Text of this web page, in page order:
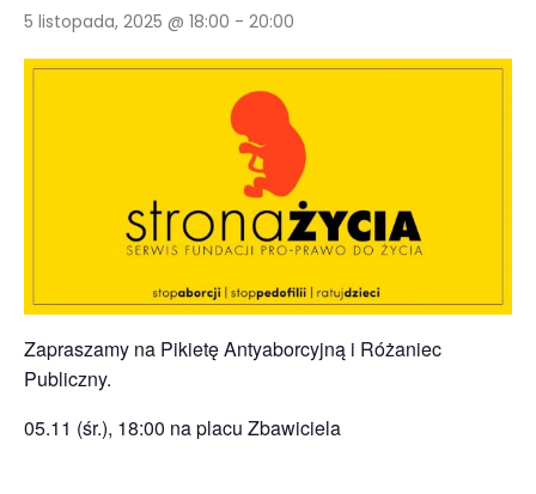
5 listopada, 2025 @ 18:00 - 20:00
Zapraszamy na Pikietę Antyaborcyjną i Różaniec
Publiczny.
05.11 (śr.), 18:00 na placu Zbawiciela